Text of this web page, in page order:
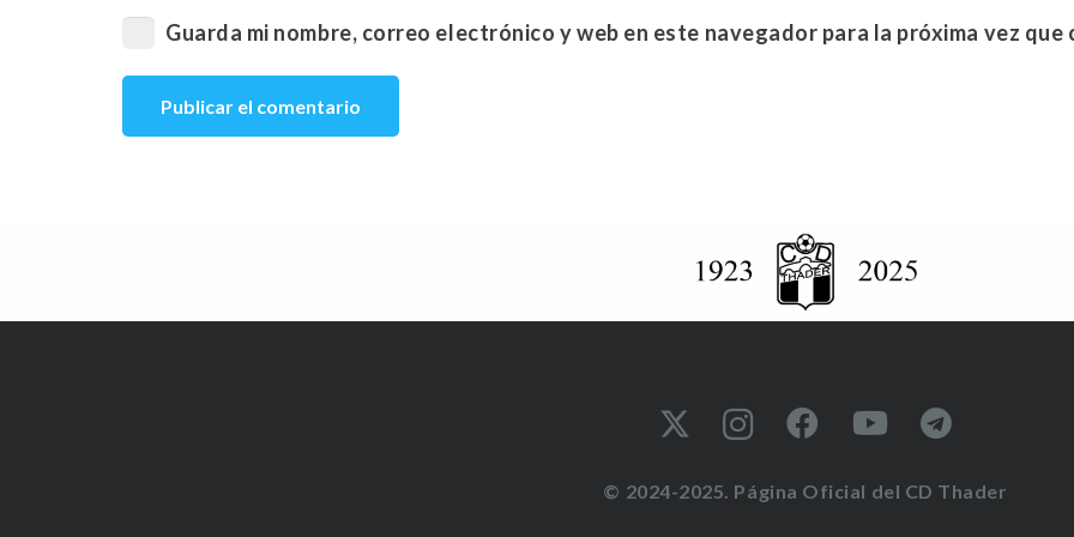
Guarda mi nombre, correo electrónico y web en este navegador para la próxima vez que
Publicar el comentario
© 2024-2025. Página Oficial del CD Thader